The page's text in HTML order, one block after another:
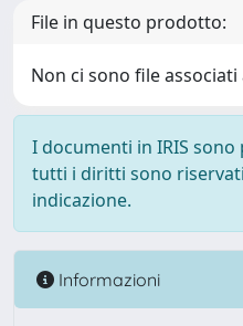
File in questo prodotto:
Non ci sono file
I documenti in IRIS
tutti i diritti sono
indicazione.
Informazioni